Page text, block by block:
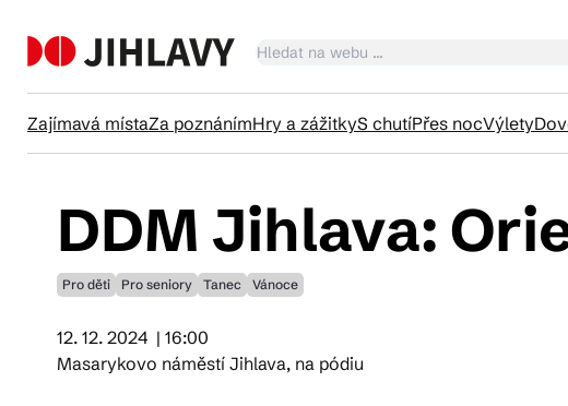
Zajímavá místaZa poznánímHry a zážitkyS chutíPřes nocVýlety
Kalendář
DDM Jihlava:
Pro děti Pro seniory Tanec Vánoce
12. 12. 2024 | 16:00
Masarykovo náměstí Jihlava, na pódiu